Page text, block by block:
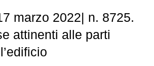
marzo 2022| n. 8725.
attinenti alle parti